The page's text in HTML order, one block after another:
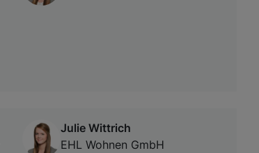
Julie Wittrich
EHL Wohnen GmbH